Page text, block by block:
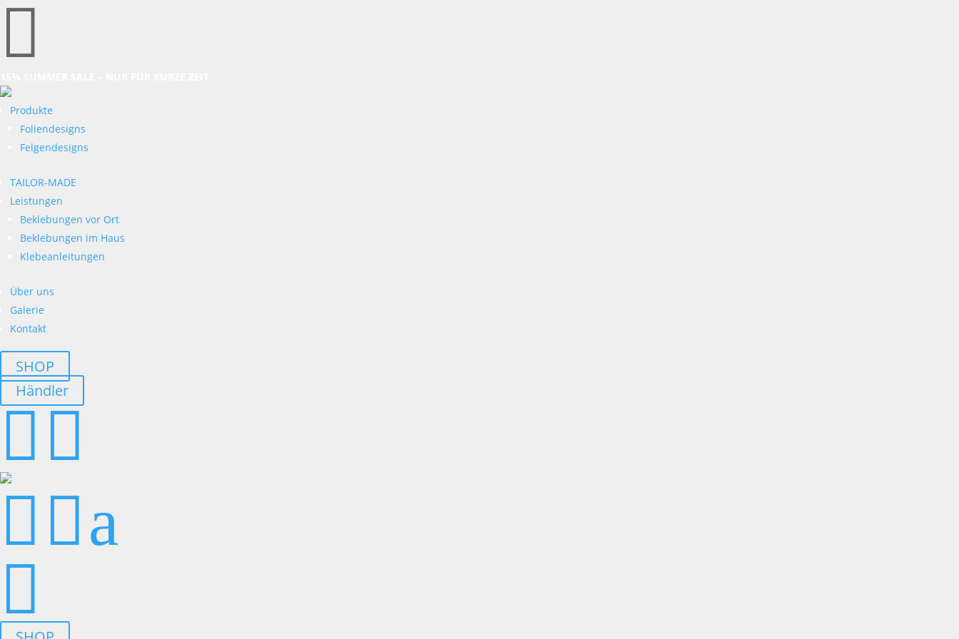

Produkte
Foliendesigns
Felgendesigns
TAILOR-MADE
Leistungen
Beklebungen vor Ort
Beklebungen im Haus
Klebeanleitungen
Über uns
Galerie
Kontakt
SHOP
Händler
 
 a
